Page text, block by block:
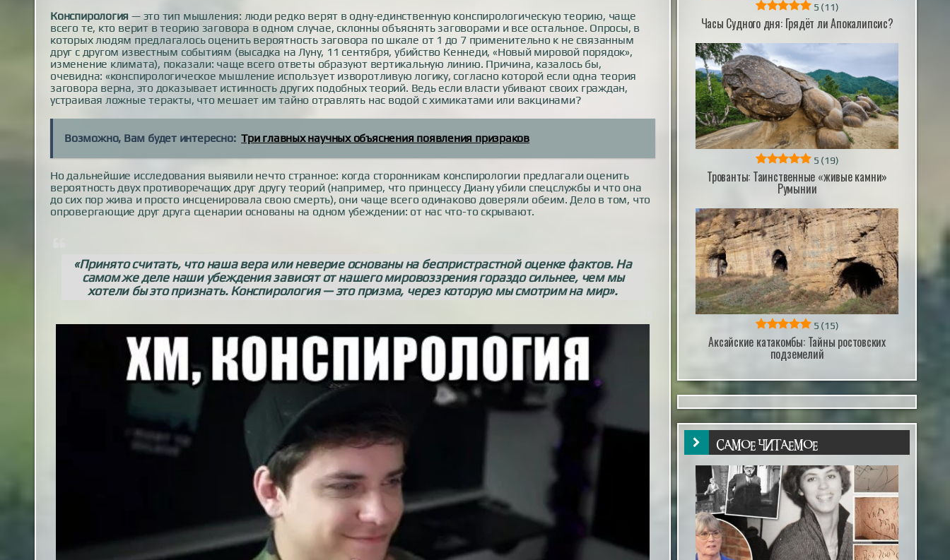
Конспирология — это тип мышления: люди редко верят в одну-единственную конспирологическую теорию, чаще
всего те, кто верит в теорию заговора в одном случае, склонны объяснять заговорами и все остальное. Опросы, в
которых людям предлагалось оценить вероятность заговора по шкале от 1 до 7 применительно к не связанным
друг с другом известным событиям (высадка на Луну, 11 сентября, убийство Кеннеди, «Новый мировой порядок»,
изменение климата), показали: чаще всего ответы образуют вертикальную линию. Причина, казалось бы,
очевидна: «конспирологическое мышление использует изворотливую логику, согласно которой если одна теория
заговора верна, это доказывает истинность других подобных теорий. Ведь если власти убивают своих граждан,
устраивая ложные теракты, что мешает им тайно отравлять нас водой с химикатами или вакцинами?
Возможно, Вам будет интересно: Три главных научных объяснения появления призраков
Но дальнейшие исследования выявили нечто странное: когда сторонникам конспирологии предлагали оценить
вероятность двух противоречащих друг другу теорий (например, что принцессу Диану убили спецслужбы и что она
до сих пор жива и просто инсценировала свою смерть), они чаще всего одинаково доверяли обеим. Дело в том, что
опровергающие друг друга сценарии основаны на одном убеждении: от нас что-то скрывают.
«Принято считать, что наша вера или неверие основаны на беспристрастной оценке фактов. На
самом же деле наши убеждения зависят от нашего мировоззрения гораздо сильнее, чем мы
хотели бы это признать. Конспирология — это призма, через которую мы смотрим на мир».
5 (11)
Часы Судного дня: Грядёт ли Апокалипсис?
5 (19)
Трованты: Таинственные «живые камни»
Румынии
5 (15)
Аксайские катакомбы: Тайны ростовских
подземелий
САМОЕ ЧИТАЕМОЕ